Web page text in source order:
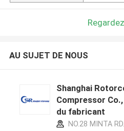
AU SUJET DE NOUS
Shanghai
Compressor
du fabricant
NO.28 MINTA